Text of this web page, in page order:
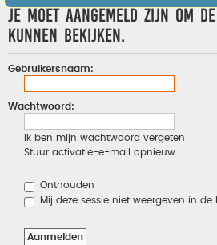
Je moet aangemeld zijn om
kunnen bekijken.
Gebruikersnaam:
Wachtwoord:
Ik ben mijn wachtwoord vergeten
Stuur activatie-e-mail opnieuw
Onthouden
Mij deze sessie niet weergeven in